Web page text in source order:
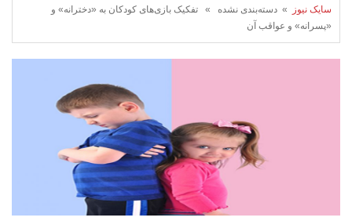
سایک نیوز
» دسته‌بندی نشده » تفکیک بازی‌های کودکان به «دخترانه» و
«پسرانه» و عواقب آن